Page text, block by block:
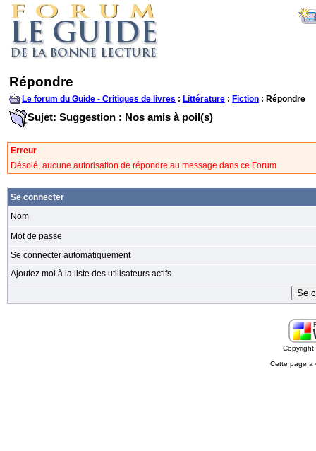
Répondre
Le forum du Guide - Critiques de livres : Littérature : Fiction : Répondre
Sujet: Suggestion : Nos amis à poil(s)
Erreur
Désolé, aucune autorisation de répondre au message dans ce Forum
Se connecter
Nom
Mot de passe
Se connecter automatiquement
Ajoutez moi à la liste des utilisateurs actifs
Cette page a